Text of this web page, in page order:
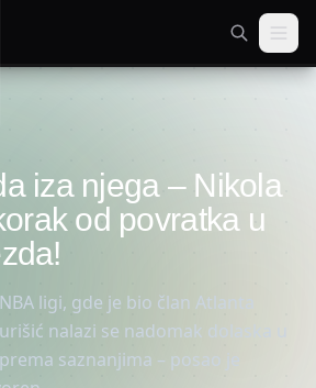
iza njega – Nikola
od povratka u
ligi, gde je bio član Atlanta
nalazi se nadomak dolaska u
saznanjima – posao je